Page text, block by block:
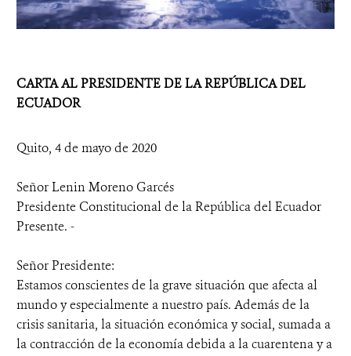
CARTA AL PRESIDENTE DE LA REPÚBLICA DEL
ECUADOR
Quito, 4 de mayo de 2020
Señor Lenin Moreno Garcés
Presidente Constitucional de la República del Ecuador
Presente. -
Señor Presidente:
Estamos conscientes de la grave situación que afecta al
mundo y especialmente a nuestro país. Además de la
crisis sanitaria, la situación económica y social, sumada a
la contracción de la economía debida a la cuarentena y a